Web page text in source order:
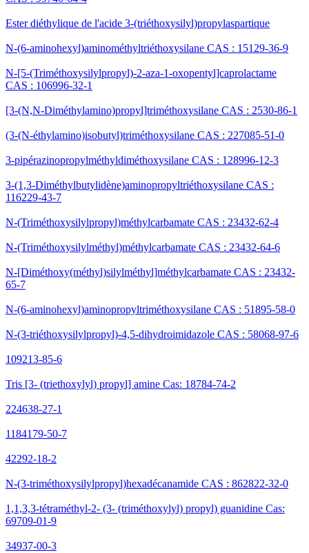
Ester diéthylique de l'acide 3-(triéthoxysilyl)propylaspartique
N-(6-aminohexyl)aminométhyltriéthoxysilane CAS : 15129-36-9
N-[5-(Triméthoxysilylpropyl)-2-aza-1-oxopentyl]caprolactame
CAS : 106996-32-1
[3-(N,N-Diméthylamino)propyl]triméthoxysilane CAS : 2530-86-1
(3-(N-éthylamino)isobutyl)triméthoxysilane CAS : 227085-51-0
3-pipérazinopropylméthyldiméthoxysilane CAS : 128996-12-3
3-(1,3-Diméthylbutylidène)aminopropyltriéthoxysilane CAS :
116229-43-7
N-(Triméthoxysilylpropyl)méthylcarbamate CAS : 23432-62-4
N-(Triméthoxysilylméthyl)méthylcarbamate CAS : 23432-64-6
N-[Diméthoxy(méthyl)silylméthyl]méthylcarbamate CAS : 23432-
65-7
N-(6-aminohexyl)aminopropyltriméthoxysilane CAS : 51895-58-0
N-(3-triéthoxysilylpropyl)-4,5-dihydroimidazole CAS : 58068-97-6
109213-85-6
Tris [3- (triethoxylyl) propyl] amine Cas: 18784-74-2
224638-27-1
1184179-50-7
42292-18-2
N-(3-triméthoxysilylpropyl)hexadécanamide CAS : 862822-32-0
1,1,3,3-tétraméthyl-2- (3- (triméthoxylyl) propyl) guanidine Cas:
69709-01-9
34937-00-3